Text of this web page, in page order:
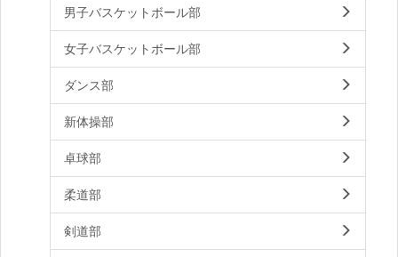
男子バスケットボール部
女子バスケットボール部
ダンス部
新体操部
卓球部
柔道部
剣道部